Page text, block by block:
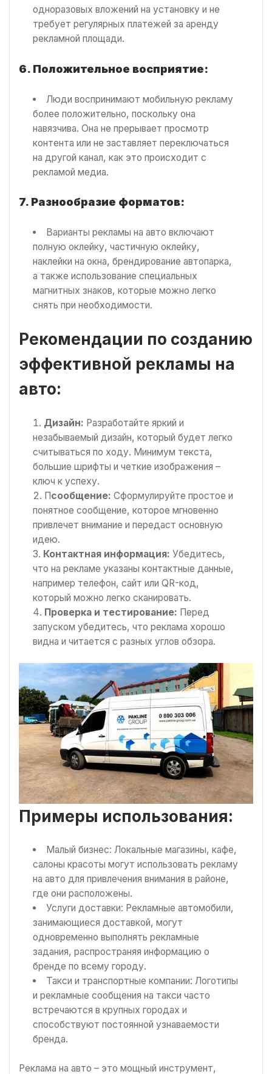
одноразовых вложений на установку и не
требует регулярных платежей за аренду
рекламной площади.
6. Положительное восприятие:
Люди воспринимают мобильную рекламу
более положительно, поскольку она
навязчива. Она не прерывает просмотр
контента или не заставляет переключаться
на другой канал, как это происходит с
рекламой медиа.
7. Разнообразие форматов:
Варианты рекламы на авто включают
полную оклейку, частичную оклейку,
наклейки на окна, брендирование автопарка,
а также использование специальных
магнитных знаков, которые можно легко
снять при необходимости.
Рекомендации по созданию
эффективной рекламы на
авто:
Дизайн: Разработайте яркий и
незабываемый дизайн, который будет легко
считываться по ходу. Минимум текста,
большие шрифты и четкие изображения –
ключ к успеху.
Псообщение: Сформулируйте простое и
понятное сообщение, которое мгновенно
привлечет внимание и передаст основную
идею.
Контактная информация: Убедитесь,
что на рекламе указаны контактные данные,
например телефон, сайт или QR-код,
который можно легко сканировать.
Проверка и тестирование: Перед
запуском убедитесь, что реклама хорошо
видна и читается с разных углов обзора.
Примеры использования:
Малый бизнес: Локальные магазины, кафе,
салоны красоты могут использовать рекламу
на авто для привлечения внимания в районе,
где они расположены.
Услуги доставки: Рекламные автомобили,
занимающиеся доставкой, могут
одновременно выполнять рекламные
задания, распространяя информацию о
бренде по всему городу.
Такси и транспортные компании: Логотипы
и рекламные сообщения на такси часто
встречаются в крупных городах и
способствуют постоянной узнаваемости
бренда.
Реклама на авто – это мощный инструмент,